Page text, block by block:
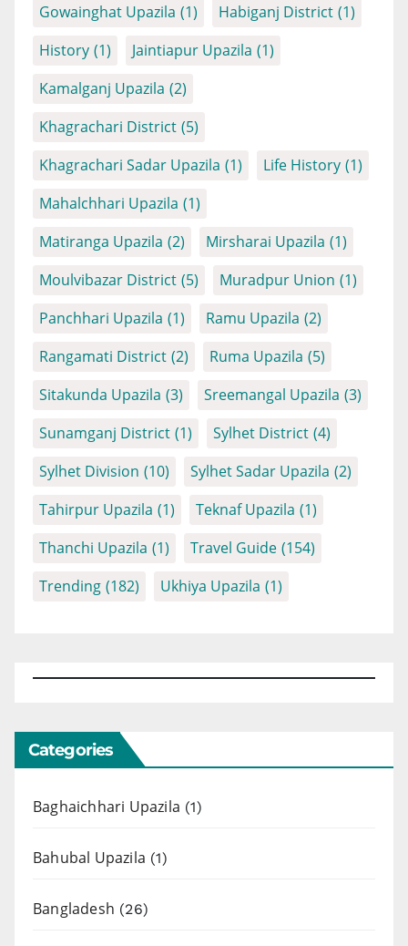
Gowainghat Upazila (1) Habiganj District (1)
History (1) Jaintiapur Upazila (1)
Kamalganj Upazila (2)
Khagrachari District (5)
Khagrachari Sadar Upazila (1) Life History (1)
Mahalchhari Upazila (1)
Matiranga Upazila (2) Mirsharai Upazila (1)
Moulvibazar District (5) Muradpur Union (1)
Panchhari Upazila (1) Ramu Upazila (2)
Rangamati District (2) Ruma Upazila (5)
Sitakunda Upazila (3) Sreemangal Upazila (3)
Sunamganj District (1) Sylhet District (4)
Sylhet Division (10) Sylhet Sadar Upazila (2)
Tahirpur Upazila (1) Teknaf Upazila (1)
Thanchi Upazila (1) Travel Guide (154)
Trending (182) Ukhiya Upazila (1)
Categories
Baghaichhari Upazila (1)
Bahubal Upazila (1)
Bangladesh (26)